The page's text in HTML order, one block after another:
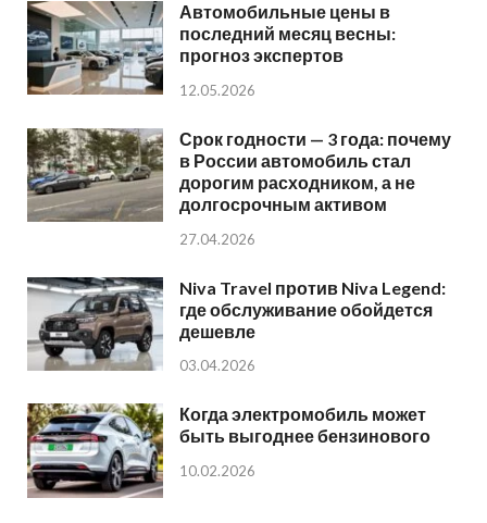
Автомобильные цены в
последний месяц весны:
прогноз экспертов
12.05.2026
Срок годности — 3 года: почему
в России автомобиль стал
дорогим расходником, а не
долгосрочным активом
27.04.2026
Niva Travel против Niva Legend:
где обслуживание обойдется
дешевле
03.04.2026
Когда электромобиль может
быть выгоднее бензинового
10.02.2026